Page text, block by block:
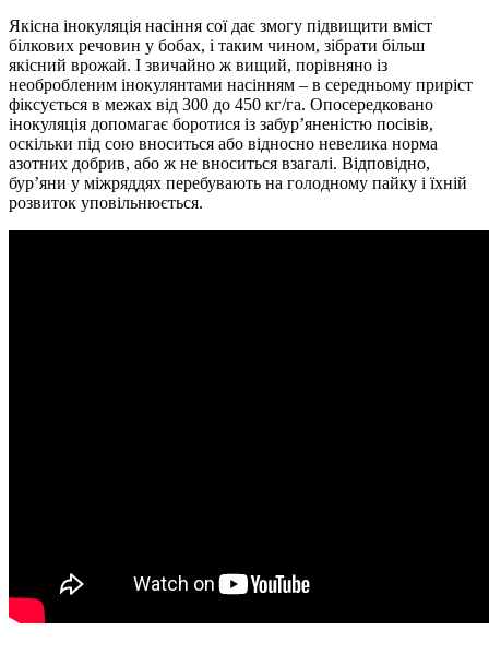
Якісна інокуляція насіння сої дає змогу підвищити вміст
білкових речовин у бобах, і таким чином, зібрати більш
якісний врожай. І звичайно ж вищий, порівняно із
необробленим інокулянтами насінням – в середньому приріст
фіксується в межах від 300 до 450 кг/га. Опосередковано
інокуляція допомагає боротися із забур’яненістю посівів,
оскільки під сою вноситься або відносно невелика норма
азотних добрив, або ж не вноситься взагалі. Відповідно,
бур’яни у міжряддях перебувають на голодному пайку і їхній
розвиток уповільнюється.